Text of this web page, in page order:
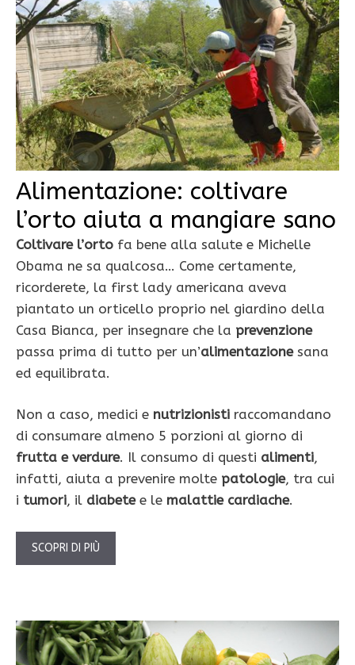
Alimentazione: coltivare
l’orto aiuta a mangiare sano
Coltivare l’orto fa bene alla salute e Michelle
Obama ne sa qualcosa… Come certamente,
ricorderete, la first lady americana aveva
piantato un orticello proprio nel giardino della
Casa Bianca, per insegnare che la prevenzione
passa prima di tutto per un’alimentazione sana
ed equilibrata.
Non a caso, medici e nutrizionisti raccomandano
di consumare almeno 5 porzioni al giorno di
frutta e verdure. Il consumo di questi alimenti,
infatti, aiuta a prevenire molte patologie, tra cui
i tumori, il diabetee le malattie cardiache.
SCOPRI DI PIÙ